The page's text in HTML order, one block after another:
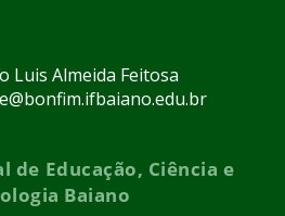
Luis Almeida Feitosa
de Educação, Ciência e
Baiano